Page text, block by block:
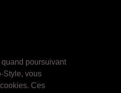
poursuivant
Style, vous
Ces